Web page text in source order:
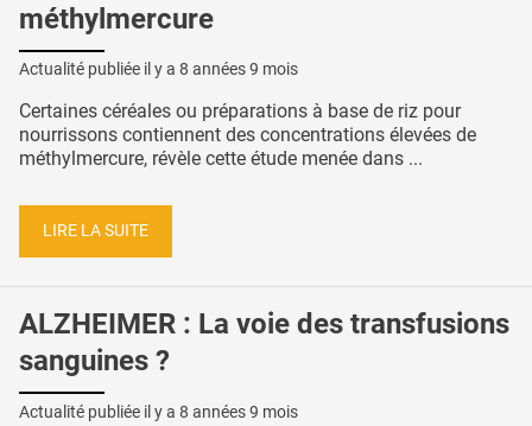
méthylmercure
Actualité publiée il y a 8 années 9 mois
Certaines céréales ou préparations à base de riz pour
nourrissons contiennent des concentrations élevées de
méthylmercure, révèle cette étude menée dans ...
LIRE LA SUITE
ALZHEIMER : La voie des transfusions
sanguines ?
Actualité publiée il y a 8 années 9 mois